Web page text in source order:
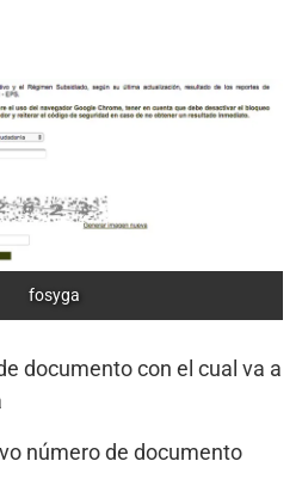
fosyga
documento con el cual va a
número de documento